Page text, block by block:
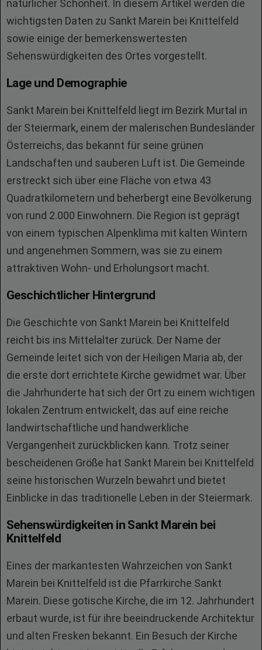
natürlicher Schönheit. In diesem Artikel werden die
wichtigsten Daten zu Sankt Marein bei Knittelfeld
sowie einige der bemerkenswertesten
Sehenswürdigkeiten des Ortes vorgestellt.
Lage und Demographie
Sankt Marein bei Knittelfeld liegt im Bezirk Murtal in
der Steiermark, einem der malerischen Bundesländer
Österreichs, das bekannt für seine grünen
Landschaften und sauberen Luft ist. Die Gemeinde
erstreckt sich über eine Fläche von etwa 43
Quadratkilometern und beherbergt eine Bevölkerung
von rund 2.000 Einwohnern. Die Region ist geprägt
von einem typischen Alpenklima mit kalten Wintern
und angenehmen Sommern, was sie zu einem
attraktiven Wohn- und Erholungsort macht.
Geschichtlicher Hintergrund
Die Geschichte von Sankt Marein bei Knittelfeld
reicht bis ins Mittelalter zurück. Der Name der
Gemeinde leitet sich von der Heiligen Maria ab, der
die erste dort errichtete Kirche gewidmet war. Über
die Jahrhunderte hat sich der Ort zu einem wichtigen
lokalen Zentrum entwickelt, das auf eine reiche
landwirtschaftliche und handwerkliche
Vergangenheit zurückblicken kann. Trotz seiner
bescheidenen Größe hat Sankt Marein bei Knittelfeld
seine historischen Wurzeln bewahrt und bietet
Einblicke in das traditionelle Leben in der Steiermark.
Sehenswürdigkeiten in Sankt Marein bei
Knittelfeld
Eines der markantesten Wahrzeichen von Sankt
Marein bei Knittelfeld ist die Pfarrkirche Sankt
Marein. Diese gotische Kirche, die im 12. Jahrhundert
erbaut wurde, ist für ihre beeindruckende Architektur
und alten Fresken bekannt. Ein Besuch der Kirche